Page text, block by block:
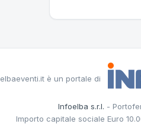
elbaeventi.it è un portale di
Infoelba s.r.l. -
Importo capitale sociale Euro